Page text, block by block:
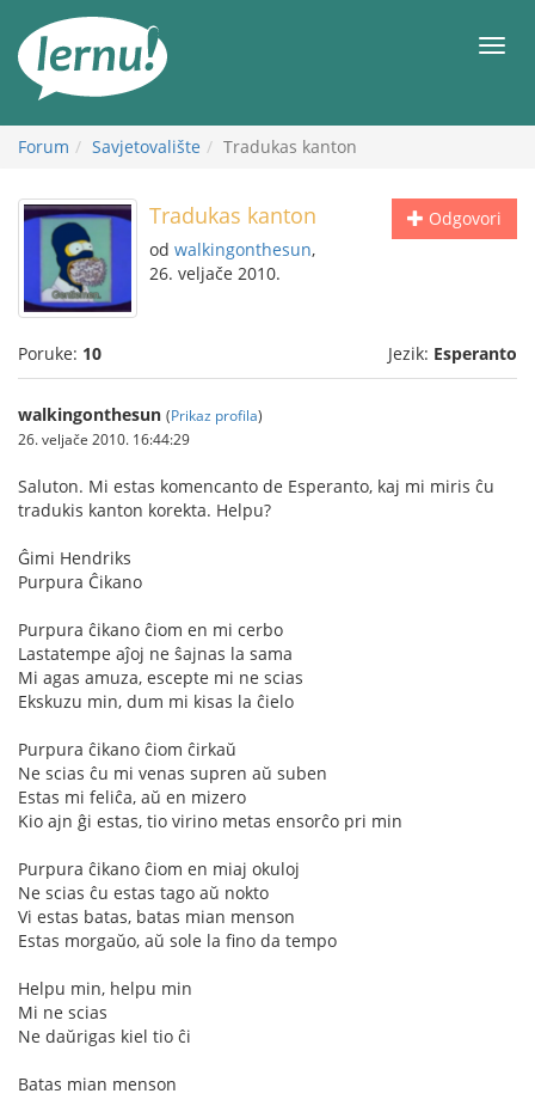
Meni
Forum Savjetovalište Tradukas kanton
Odgovori
Tradukas kanton
od walkingonthesun,
26. veljače 2010.
Poruke: 10 Jezik: Esperanto
walkingonthesun (Prikaz profila)
26. veljače 2010. 16:44:29
Saluton. Mi estas komencanto de Esperanto, kaj mi miris ĉu
tradukis kanton korekta. Helpu?
Ĝimi Hendriks
Purpura Ĉikano
Purpura ĉikano ĉiom en mi cerbo
Lastatempe aĵoj ne ŝajnas la sama
Mi agas amuza, escepte mi ne scias
Ekskuzu min, dum mi kisas la ĉielo
Purpura ĉikano ĉiom ĉirkaŭ
Ne scias ĉu mi venas supren aŭ suben
Estas mi feliĉa, aŭ en mizero
Kio ajn ĝi estas, tio virino metas ensorĉo pri min
Purpura ĉikano ĉiom en miaj okuloj
Ne scias ĉu estas tago aŭ nokto
Vi estas batas, batas mian menson
Estas morgaŭo, aŭ sole la fino da tempo
Helpu min, helpu min
Mi ne scias
Ne daŭrigas kiel tio ĉi
Batas mian menson